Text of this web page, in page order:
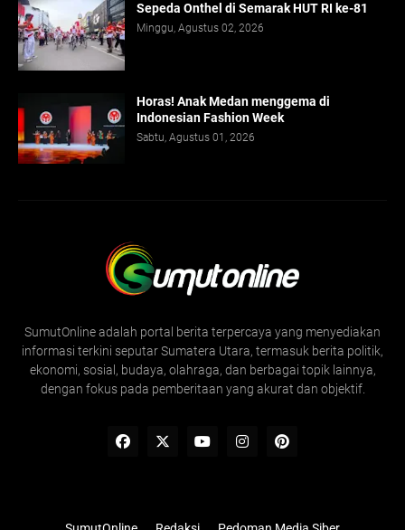
Sepeda Onthel di Semarak HUT RI ke-81
Minggu, Agustus 02, 2026
Horas! Anak Medan menggema di
Indonesian Fashion Week
Sabtu, Agustus 01, 2026
SumutOnline adalah portal berita terpercaya yang menyediakan
informasi terkini seputar Sumatera Utara, termasuk berita politik,
ekonomi, sosial, budaya, olahraga, dan berbagai topik lainnya,
dengan fokus pada pemberitaan yang akurat dan objektif.